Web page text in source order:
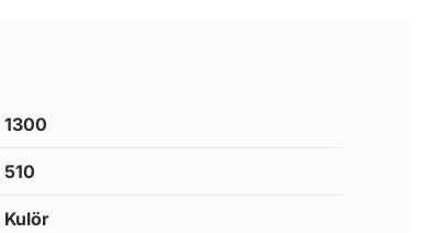
1300
510
Kulör